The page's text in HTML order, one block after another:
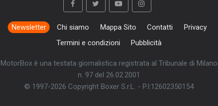
Newsletter Chi siamo Mappa Sito Contatti
Privacy
Termini e condizioni
Pubblicità
MotorBox è una testata giornalistica registrata al Tribunale di Milano
n. 97 del 26.02.2001
© 1997-2026 Copyright Boxer S.r.L. - P.I:12602350154